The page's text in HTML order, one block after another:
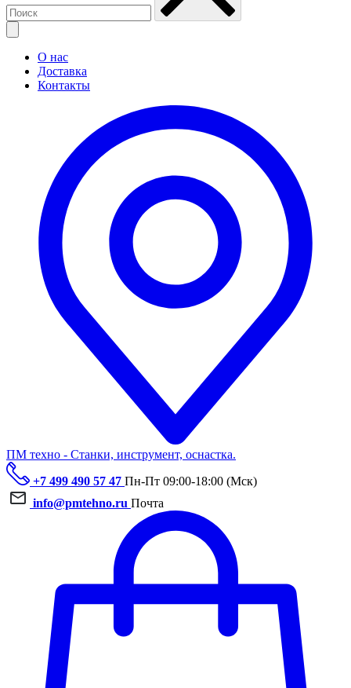
О нас
Доставка
Контакты
ПМ техно - Станки, инструмент, оснастка.
+7 499 490 57 47 Пн-Пт 09:00-18:00 (Мск)
info@pmtehno.ru Почта